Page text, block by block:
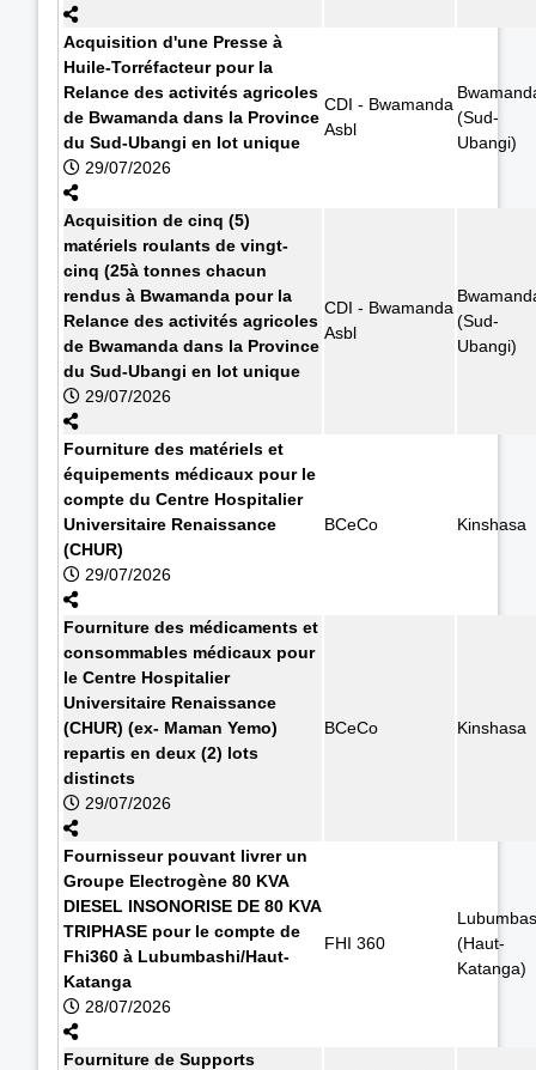
Acquisition d'une Presse à
Huile-Torréfacteur pour la
Relance des activités agricoles
de Bwamanda dans la Province
du Sud-Ubangi en lot unique
29/07/2026
CDI - Bwamanda
Asbl
(Sud-
Ubangi)
Acquisition de cinq (5)
matériels roulants de vingt-
cinq (25à tonnes chacun
rendus à Bwamanda pour la
Relance des activités agricoles
de Bwamanda dans la Province
du Sud-Ubangi en lot unique
29/07/2026
CDI - Bwamanda
Asbl
(Sud-
Ubangi)
Fourniture des matériels et
équipements médicaux pour le
compte du Centre Hospitalier
Universitaire Renaissance
(CHUR)
29/07/2026
BCeCo Kinshasa
Fourniture des médicaments et
consommables médicaux pour
le Centre Hospitalier
Universitaire Renaissance
(CHUR) (ex- Maman Yemo)
repartis en deux (2) lots
distincts
29/07/2026
BCeCo Kinshasa
Fournisseur pouvant livrer un
Groupe Electrogène 80 KVA
DIESEL INSONORISE DE 80 KVA
TRIPHASE pour le compte de
Fhi360 à Lubumbashi/Haut-
Katanga
28/07/2026
FHI 360
(Haut-
Katanga)
Fourniture de Supports